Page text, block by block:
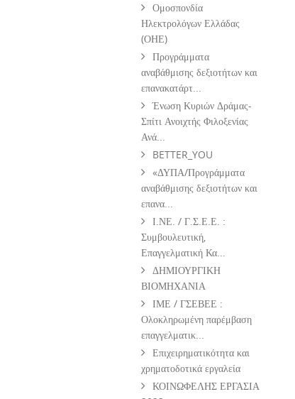
Ομοσπονδία
Ηλεκτρολόγων Ελλάδας
(ΟΗΕ)
Προγράμματα
αναβάθμισης δεξιοτήτων και
επανακατάρτ...
Ένωση Κυριών Δράμας-
Σπίτι Ανοιχτής Φιλοξενίας
Ανά...
BETTER_YOU
«ΔΥΠΑ/Προγράμματα
αναβάθμισης δεξιοτήτων και
επανα...
Ι.ΝΕ. / Γ.Σ.Ε.Ε. :
Συμβουλευτική,
Επαγγελματική Κα...
ΔΗΜΙΟΥΡΓΙΚΗ
ΒΙΟΜΗΧΑΝΙΑ
ΙΜΕ / ΓΣΕΒΕΕ :
Ολοκληρωμένη παρέμβαση
επαγγελματικ...
Επιχειρηματικότητα και
χρηματοδοτικά εργαλεία
ΚΟΙΝΩΦΕΛΗΣ ΕΡΓΑΣΙΑ